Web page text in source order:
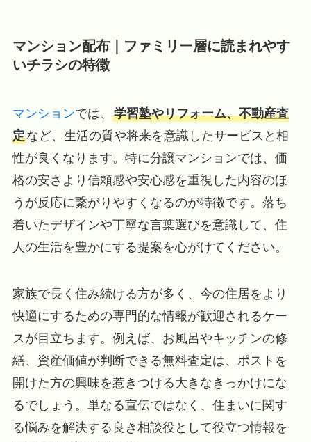
マンション配布｜ファミリー層に読まれやす
いチラシの特徴
マンションでは、 学習塾やリフォーム、不動産査
定など、生活の質や将来を意識したサービスと相
性が良くなります。特に分譲マンションでは、価
格の安さより信頼感や安心感を重視した内容のほ
うが反応に繋がりやすくなるのが特徴です。落ち
着いたデザインや丁寧な言葉選びを意識して、住
人の生活を豊かにする提案を心がけてください。
家族で長く住み続ける方が多く、今の住居をより
快適にするための専門的な情報が歓迎されるケー
スが目立ちます。例えば、お風呂やキッチンの修
繕、資産価値が判断できる無料査定は、ポストを
開けた方の興味を惹きつける大きなきっかけにな
るでしょう。単なる宣伝ではなく、住まいに関す
る悩みを解決する良き相談役として役立つ情報を